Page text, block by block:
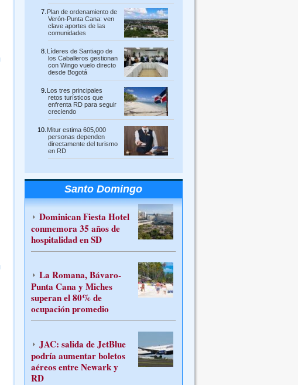
Plan de ordenamiento de
Verón-Punta Cana: ven
clave aportes de las
comunidades
Líderes de Santiago de
los Caballeros gestionan
con Wingo vuelo directo
desde Bogotá
Los tres principales
retos turísticos que
enfrenta RD para seguir
creciendo
Mitur estima 605,000
personas dependen
directamente del turismo
en RD
Santo Domingo
Dominican Fiesta Hotel
conmemora 35 años de
hospitalidad en SD
La Romana, Bávaro-
Punta Cana y Miches
superan el 80% de
ocupación promedio
JAC: salida de JetBlue
podría aumentar boletos
aéreos entre Newark y
RD